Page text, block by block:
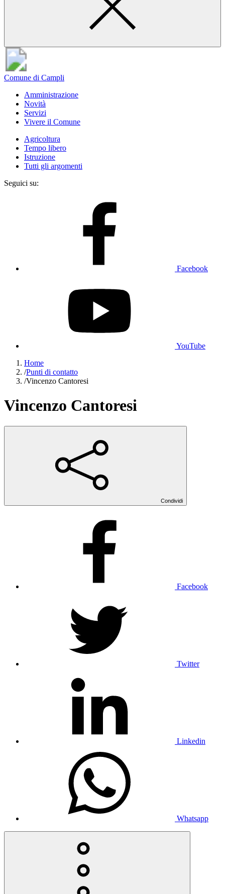
Comune di Campli
Amministrazione
Novità
Servizi
Vivere il Comune
Agricoltura
Tempo libero
Istruzione
Tutti gli argomenti
Seguici su:
Facebook
YouTube
Home
/Punti di contatto
/Vincenzo Cantoresi
Vincenzo Cantoresi
Condividi
Facebook
Twitter
Linkedin
Whatsapp